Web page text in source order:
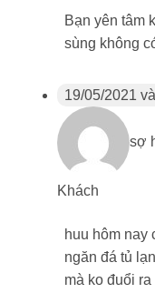
Bạn yên tâm
sùng không
19/05/2021
sợ
Khách
huu hôm nay
ngăn đá tủ
mà ko đuổi